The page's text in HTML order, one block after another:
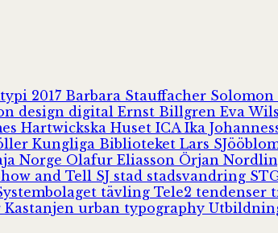
2017 Barbara Stauffacher Solomon
design digital Ernst Billgren Eva
Hartwickska Huset ICA Ika
Kungliga Biblioteket Lars
Norge Olafur Eliasson Örjan
and Tell SJ stad stadsvandring
tävling Tele2 tendenser
Kastanjen urban typography